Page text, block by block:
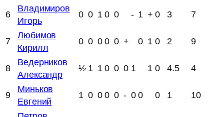
6
Владимиров
Игорь
0 0 10 0 - 1 + 0 3 7
7
Любимов
Кирилл
0 0 00 0 + 0 1 0 2 9
8
Ведерников
Александр
½ 1 10 0 0 1 1 0 4.5 4
9
Миньков
Евгений
1 0 00 0 - 00 0 1 10